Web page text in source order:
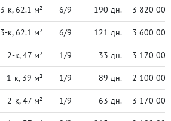
3-к, 62.1 м² 6/9 190 дн. 3 820 000
3-к, 62.1 м² 6/9 121 дн. 3 600 000
2-к, 47 м² 1/9 33 дн. 3 170 000
1-к, 39 м² 1/9 89 дн. 2 100 000
2-к, 47 м² 1/9 63 дн. 3 170 000